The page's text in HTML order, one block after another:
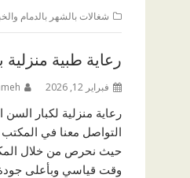
شغالات بالشهر بالدمام
رعاية طبية منزلية بالخبر
فبراير 12, 2026
رعاية منزلية لكبار
التواصل معنا في
حيث نحرص من خلال
وقت قياسي وبأعلى